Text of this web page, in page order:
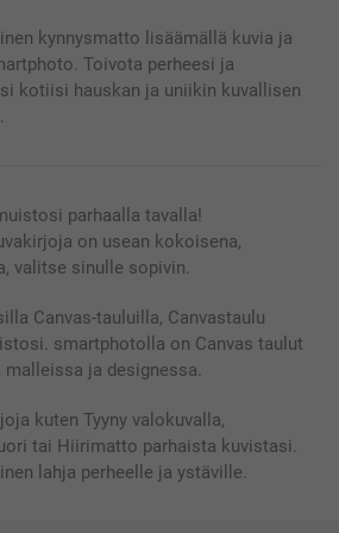
Lisätarvikkeet
kynnysmatto lisäämällä kuvia ja
Toivota perheesi ja
kotiisi hauskan ja uniikin kuvallisen
parhaalla tavalla!
on usean kokoisena,
valitse sinulle sopivin.
Canvas-tauluilla, Canvastaulu
smartphotolla on Canvas taulut
ja designessa.
kuten Tyyny valokuvalla,
tai Hiirimatto parhaista kuvistasi.
lahja perheelle ja ystäville.